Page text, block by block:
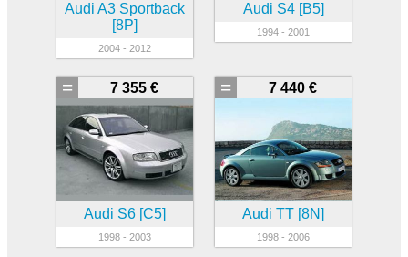
Audi A3 Sportback
[8P]
2004 - 2012
Audi S4 [B5]
1994 - 2001
7 355 €
=
Audi S6 [C5]
1998 - 2003
7 440 €
=
Audi TT [8N]
1998 - 2006